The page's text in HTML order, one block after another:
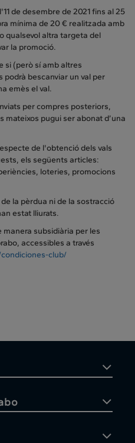
de desembre de 2021 fins al 25
mínima de 20 € realitzada amb
qualsevol altra targeta del
la promoció.
si (però sí amb altres
bescanviar un val per
emès el val.
per compres posteriors,
mateixos pugui ser abonat d’una
de l'obtenció dels vals
els següents articles:
loteries, promocions
la pèrdua ni de la sostracció
estat lliurats.
subsidiària per les
accessibles a través
club/